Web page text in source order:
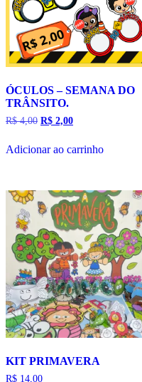
ÓCULOS – SEMANA DO
TRÂNSITO.
R$4,00 O
era:
R$ 2,00O
atual
é:
Adicionar ao carrinho
KIT PRIMAVERA
R$ 14,00